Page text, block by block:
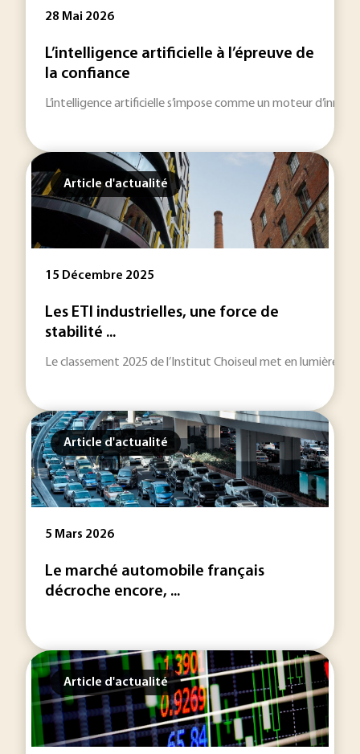
28 Mai 2026
L’intelligence artificielle à l’épreuve de
la confiance
L’intelligence artificielle s’impose comme un moteur
Article d'actualité
15 Décembre 2025
Les ETI industrielles, une force de
stabilité ...
Le classement 2025 de l’Institut Choiseul met en lumière
Article d'actualité
5 Mars 2026
Le marché automobile français
décroche encore, ...
Article d'actualité